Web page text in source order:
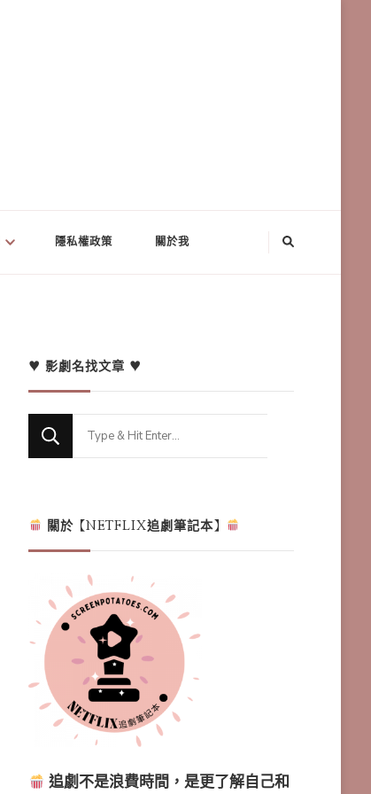
隱私權政策 關於我
♥ 影劇名找文章 ♥
Looking
關於【NETFLIX追劇筆記本】
追劇不是浪費時間，是更了解自己和